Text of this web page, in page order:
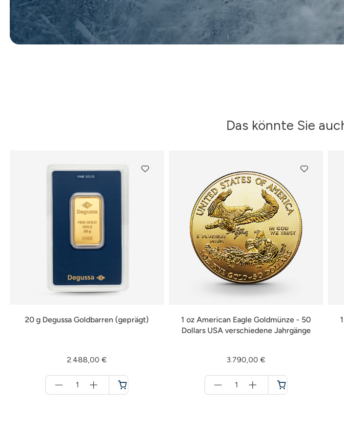
Das könnte Sie
20 g Degussa Goldbarren (geprägt)
2.488,00 €
1 oz American Eagle Goldmünze - 50
Dollars USA verschiedene Jahrgänge
3.790,00 €